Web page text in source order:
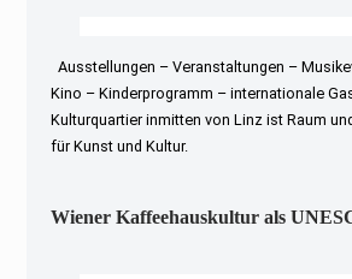
Ausstellungen – Veranstaltungen –
Kino – Kinderprogramm – internationale
Kulturquartier inmitten von Linz ist Raum
für Kunst und Kultur.
Wiener Kaffeehauskultur als